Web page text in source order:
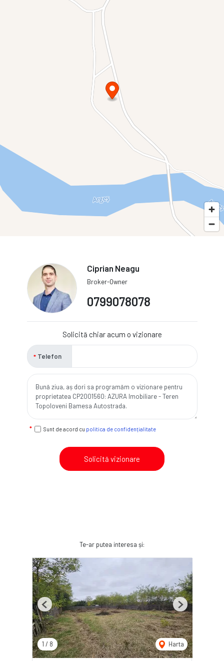
Ciprian Neagu
Broker-Owner
0799078078
Solicită chiar acum o vizionare
Telefon
Sunt de acord cu politica de confidențialitate
Solicită vizionare
Te-ar putea interesa și:
1 / 8 Harta
Previous Next